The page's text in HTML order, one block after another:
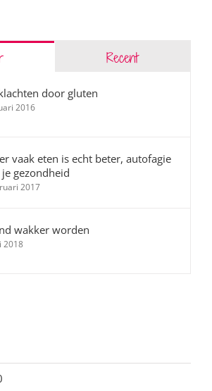
Recent
door gluten
2016
vaak eten is echt beter, autofagie
gezondheid
2017
wakker worden
2018